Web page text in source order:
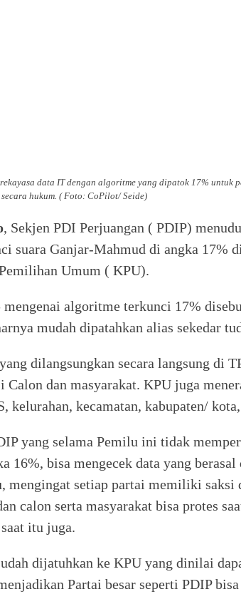
data IT dengan algoritme yang dipatok 17%
hukum. ( Foto: CoPilot/ Seide)
, Sekjen PDI Perjuangan ( PDIP)
suara Ganjar-Mahmud di angka 17%
Umum ( KPU).
mengenai algoritme terkunci 17%
mudah dipatahkan alias sekedar
dilangsungkan secara langsung di
Calon dan masyarakat. KPU juga
kelurahan, kecamatan, kabupaten/
yang selama Pemilu ini tidak
16%, bisa mengecek data yang
mengingat setiap partai memiliki saksi
calon serta masyarakat bisa protes
itu juga.
dijatuhkan ke KPU yang dinilai
Partai besar seperti PDIP